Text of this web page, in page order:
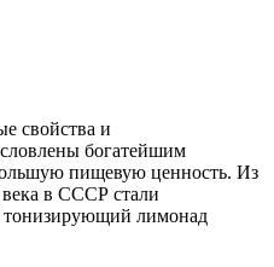
свойства и
богатейшим
пищевую ценность. Из
в СССР стали
тонизирующий лимонад